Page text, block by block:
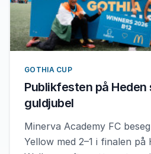
GOTHIA CUP
Publikfesten på
guldjubel
Minerva Academy FC
Yellow med 2–1 i finalen på